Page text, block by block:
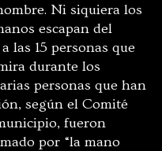
Ni siquiera los
escapan del
las 15 personas que
durante los
personas que han
según el Comité
fueron
por “la mano